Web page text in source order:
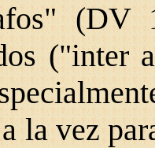
(DV
("inter
la vez